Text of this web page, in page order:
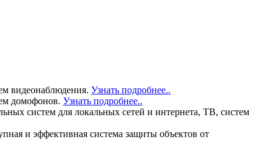
видеонаблюдения. Узнать подробнее..
домофонов. Узнать подробнее..
систем для локальных сетей и интернета, ТВ, систем
и эффективная система защиты объектов от